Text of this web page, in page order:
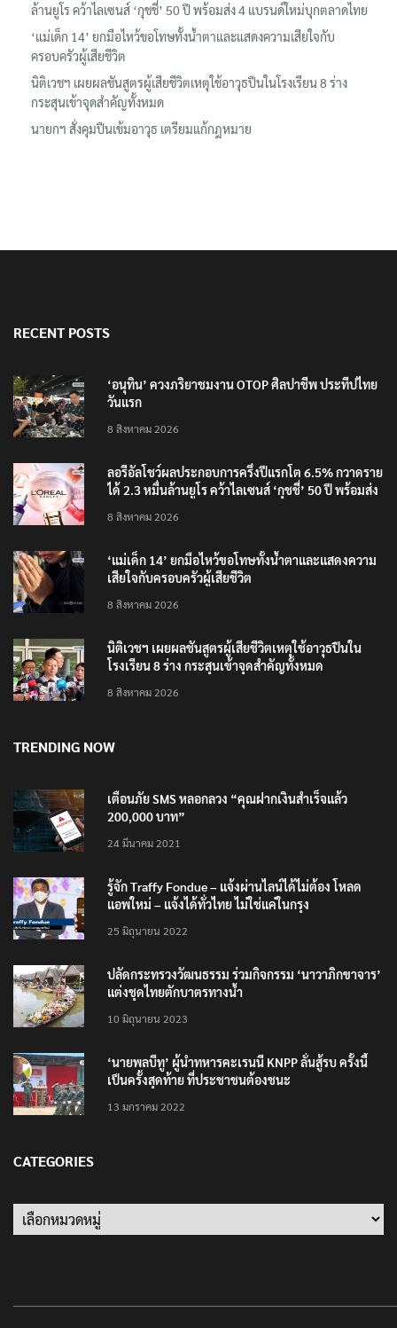
ล้านยูโร คว้าไลเซนส์ ‘กุชชี่’ 50 ปี พร้อมส่ง 4 แบรนด์ใหม่บุกตลาดไทย
‘แม่เด็ก 14’ ยกมือไหว้ขอโทษทั้งน้ำตาและแสดงความเสียใจกับ
ครอบครัวผู้เสียชีวิต
นิติเวชฯ เผยผลชันสูตรผู้เสียชีวิตเหตุใช้อาวุธปืนในโรงเรียน 8 ร่าง
กระสุนเข้าจุดสำคัญทั้งหมด
นายกฯ สั่งคุมปืนเข้มอาวุธ เตรียมแก้กฎหมาย
RECENT POSTS
‘อนุทิน’ ควงภริยาชมงาน OTOP ศิลปาชีพ ประทีปไทย
วันแรก
8 สิงหาคม 2026
ลอรีอัลโชว์ผลประกอบการครึ่งปีแรกโต 6.5% กวาดราย
ได้ 2.3 หมื่นล้านยูโร คว้าไลเซนส์ ‘กุชชี่’ 50 ปี พร้อมส่ง
8 สิงหาคม 2026
‘แม่เด็ก 14’ ยกมือไหว้ขอโทษทั้งน้ำตาและแสดงความ
เสียใจกับครอบครัวผู้เสียชีวิต
8 สิงหาคม 2026
นิติเวชฯ เผยผลชันสูตรผู้เสียชีวิตเหตุใช้อาวุธปืนใน
โรงเรียน 8 ร่าง กระสุนเข้าจุดสำคัญทั้งหมด
8 สิงหาคม 2026
TRENDING NOW
เตือนภัย SMS หลอกลวง “คุณฝากเงินสำเร็จแล้ว
200,000 บาท”
24 มีนาคม 2021
รู้จัก Traffy Fondue – แจ้งผ่านไลน์ได้ไม่ต้อง โหลด
แอพใหม่ – แจ้งได้ทั่วไทย ไม่ใช่แค่ในกรุง
25 มิถุนายน 2022
ปลัดกระทรวงวัฒนธรรม ร่วมกิจกรรม ‘นาวาภิกขาจาร’
แต่งชุดไทยตักบาตรทางน้ำ
10 มิถุนายน 2023
‘นายพลบีทู’ ผู้นำทหารคะเรนนี KNPP ลั่นสู้รบ ครั้งนี้
เป็นครั้งสุดท้าย ที่ประชาชนต้องชนะ
13 มกราคม 2022
CATEGORIES
Categories